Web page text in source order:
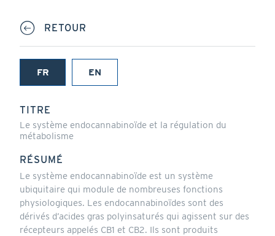
RETOUR
FR
(onglet
EN
TITRE
Le système endocannabinoïde et la régulation du
métabolisme
RÉSUMÉ
Le système endocannabinoïde est un système
ubiquitaire qui module de nombreuses fonctions
physiologiques. Les endocannabinoïdes sont des
dérivés d’acides gras polyinsaturés qui agissent sur des
récepteurs appelés CB1 et CB2. Ils sont produits